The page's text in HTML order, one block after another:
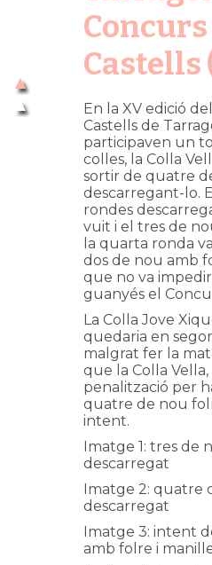
Concurs
Castells
En la XV edició
Castells de
participaven un
colles, la Colla
sortir de quatre
descarregant-lo.
rondes
vuit i el tres de
la quarta ronda
dos de nou amb
que no va
guanyés el
La Colla Jove
quedaria en
malgrat fer la
que la Colla Vella,
penalització per
quatre de nou
intent.
Imatge 1: tres de
descarregat
Imatge 2: quatre
descarregat
Imatge 3: intent
amb folre i